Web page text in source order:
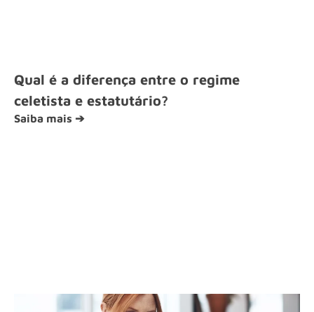
Qual é a diferença entre o regime
celetista e estatutário?
Saiba mais ➔